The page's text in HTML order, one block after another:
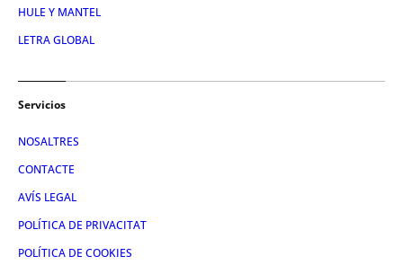
HULE Y MANTEL
LETRA GLOBAL
Servicios
NOSALTRES
CONTACTE
AVÍS LEGAL
POLÍTICA DE PRIVACITAT
POLÍTICA DE COOKIES